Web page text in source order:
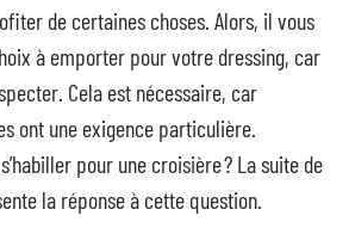
de certaines choses. Alors, il vous
à emporter pour votre dressing, car
Cela est nécessaire, car
ont une exigence particulière.
pour une croisière ? La suite de
la réponse à cette question.